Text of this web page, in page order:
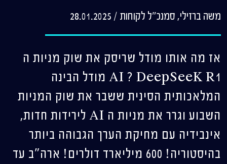
משה ברזילי, סמנכ"ל לקוחות /
28.01.2025
אז מה אותו מודל שריסק את שוק מניות ה
AI ? DeepSeeK R1 מודל הבינה
המלאכותית הסינית ששבר את שוק המניות
השבוע וגרר את מניות ה AI לירידות חדות,
אינבידיה עם מחיקת הערך הגבוהה ביותר
בהיסטוריה! 600 מיליארד דולרים! ארה"ב עד